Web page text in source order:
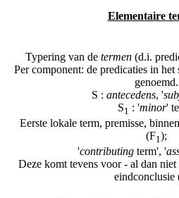
Elementaire
Typering van de termen(d.i.
Per component: de predicaties in
genoemd.
S : antecedens, '
S1 : 'minor'
Eerste lokale term, premisse,
(F1 );
'contributingterm', '
Deze komt tevens voor - al dan niet
eindconclusie